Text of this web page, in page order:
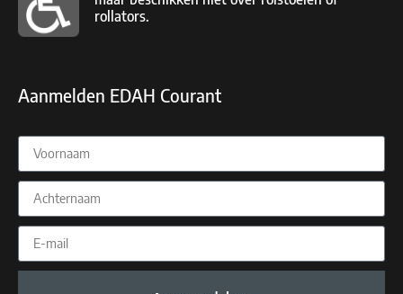
rollators.
Aanmelden EDAH Courant